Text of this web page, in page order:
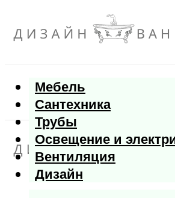
Мебель
Сантехника
Трубы
Освещение и
Вентиляция
Дизайн